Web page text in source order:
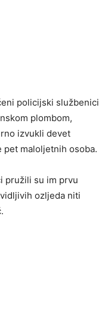
policijski službenici
plombom,
izvukli devet
maloljetnih osoba.
pružili su im prvu
ozljeda niti